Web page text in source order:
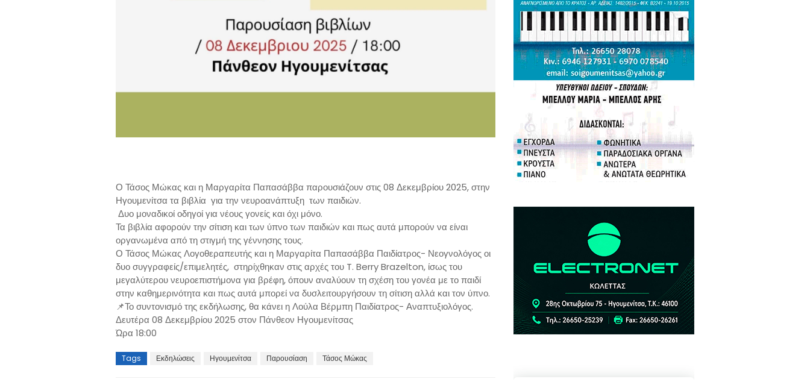
Ο Τάσος Μώκας και η Μαργαρίτα Παπασάββα παρουσιάζουν στις 08 Δεκεμβρίου 2025, στην
Ηγουμενίτσα τα βιβλία για την νευροανάπτυξη των παιδιών.
Δυο μοναδικοί οδηγοί για νέους γονείς και όχι μόνο.
Τα βιβλία αφορούν την σίτιση και των ύπνο των παιδιών και πως αυτά μπορούν να είναι
οργανωμένα από τη στιγμή της γέννησης τους.
Ο Τάσος Μώκας Λογοθεραπευτής και η Μαργαρίτα Παπασάββα Παιδίατρος- Νεογνολόγος οι
δυο συγγραφείς/επιμελητές, στηρίχθηκαν στις αρχές του T. Berry Brazelton, ίσως του
μεγαλύτερου νευροεπιστήμονα για βρέφη, όπουν αναλύουν τη σχέση του γονέα με το παιδί
στην καθημερινότητα και πως αυτά μπορεί να δυσλειτουργήσουν τη σίτιση αλλά και τον ύπνο.
📌Το συντονισμό της εκδήλωσης, θα κάνει η Λούλα Βέρμπη Παιδίατρος- Αναπτυξιολόγος.
Δευτέρα 08 Δεκεμβρίου 2025 στον Πάνθεον Ηγουμενίτσας
Ώρα 18:00
Tags Εκδηλώσεις Ηγουμενίτσα Παρουσίαση Τάσος Μώκας